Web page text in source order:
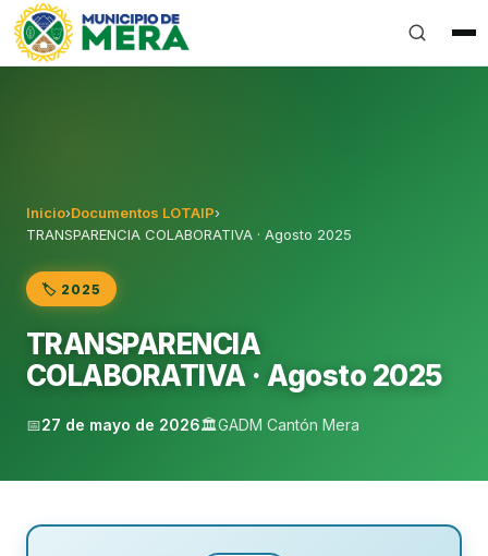
Gobierno Autónomo Descentralizado Municipal del
Inicio›Documentos LOTAIP›
TRANSPARENCIA COLABORATIVA · Agosto 2025
🏷️ 2025
TRANSPARENCIA
COLABORATIVA · Agosto 2025
📅27 de mayo de 2026🏛️GADM Cantón Mera